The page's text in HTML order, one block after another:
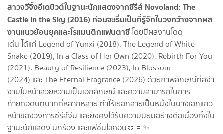
สาวจวีจิ้งอีเดบิวต์ในฐานะนักแสดงจากซีรีส์ Novoland: The
Castle in the Sky (2016) ก่อนจะเริ่มเป็นที่รู้จักในวงกว้างจากผล
งานแนวย้อนยุคและโรแมนติกแฟนตาซีโดยมีผลงานโดด
เด่น ได้แก่ Legend of Yunxi (2018), The Legend of White
Snake (2019), In a Class of Her Own (2020), Rebirth For You
(2021), Beauty of Resilience (2023), In Blossom
(2024) และ The Eternal Fragrance (2026) ด้วยภาพลักษณ์ที่สง่า
งามใบหน้าสวยหวานเป็นเอกลักษณ์ และความสามารถในการ
ถ่ายทอดบทบาทที่หลากหลาย ทำให้เธอกลายเป็นหนึ่งในนางเอกแถว
หน้าของวงการซีรีส์จีน และยังคงได้รับความนิยมอย่างต่อเนื่องทั้งใน
ฐานะนักแสดง นักร้อง และแฟชั่นไอคอน🫶🏻✨